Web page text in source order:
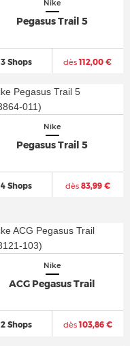
Nike
Pegasus Trail 5
3 Shops dès112,00 €
Nike
Pegasus Trail 5
4 Shops dès83,99 €
Nike
ACG Pegasus Trail
2 Shops dès103,86 €